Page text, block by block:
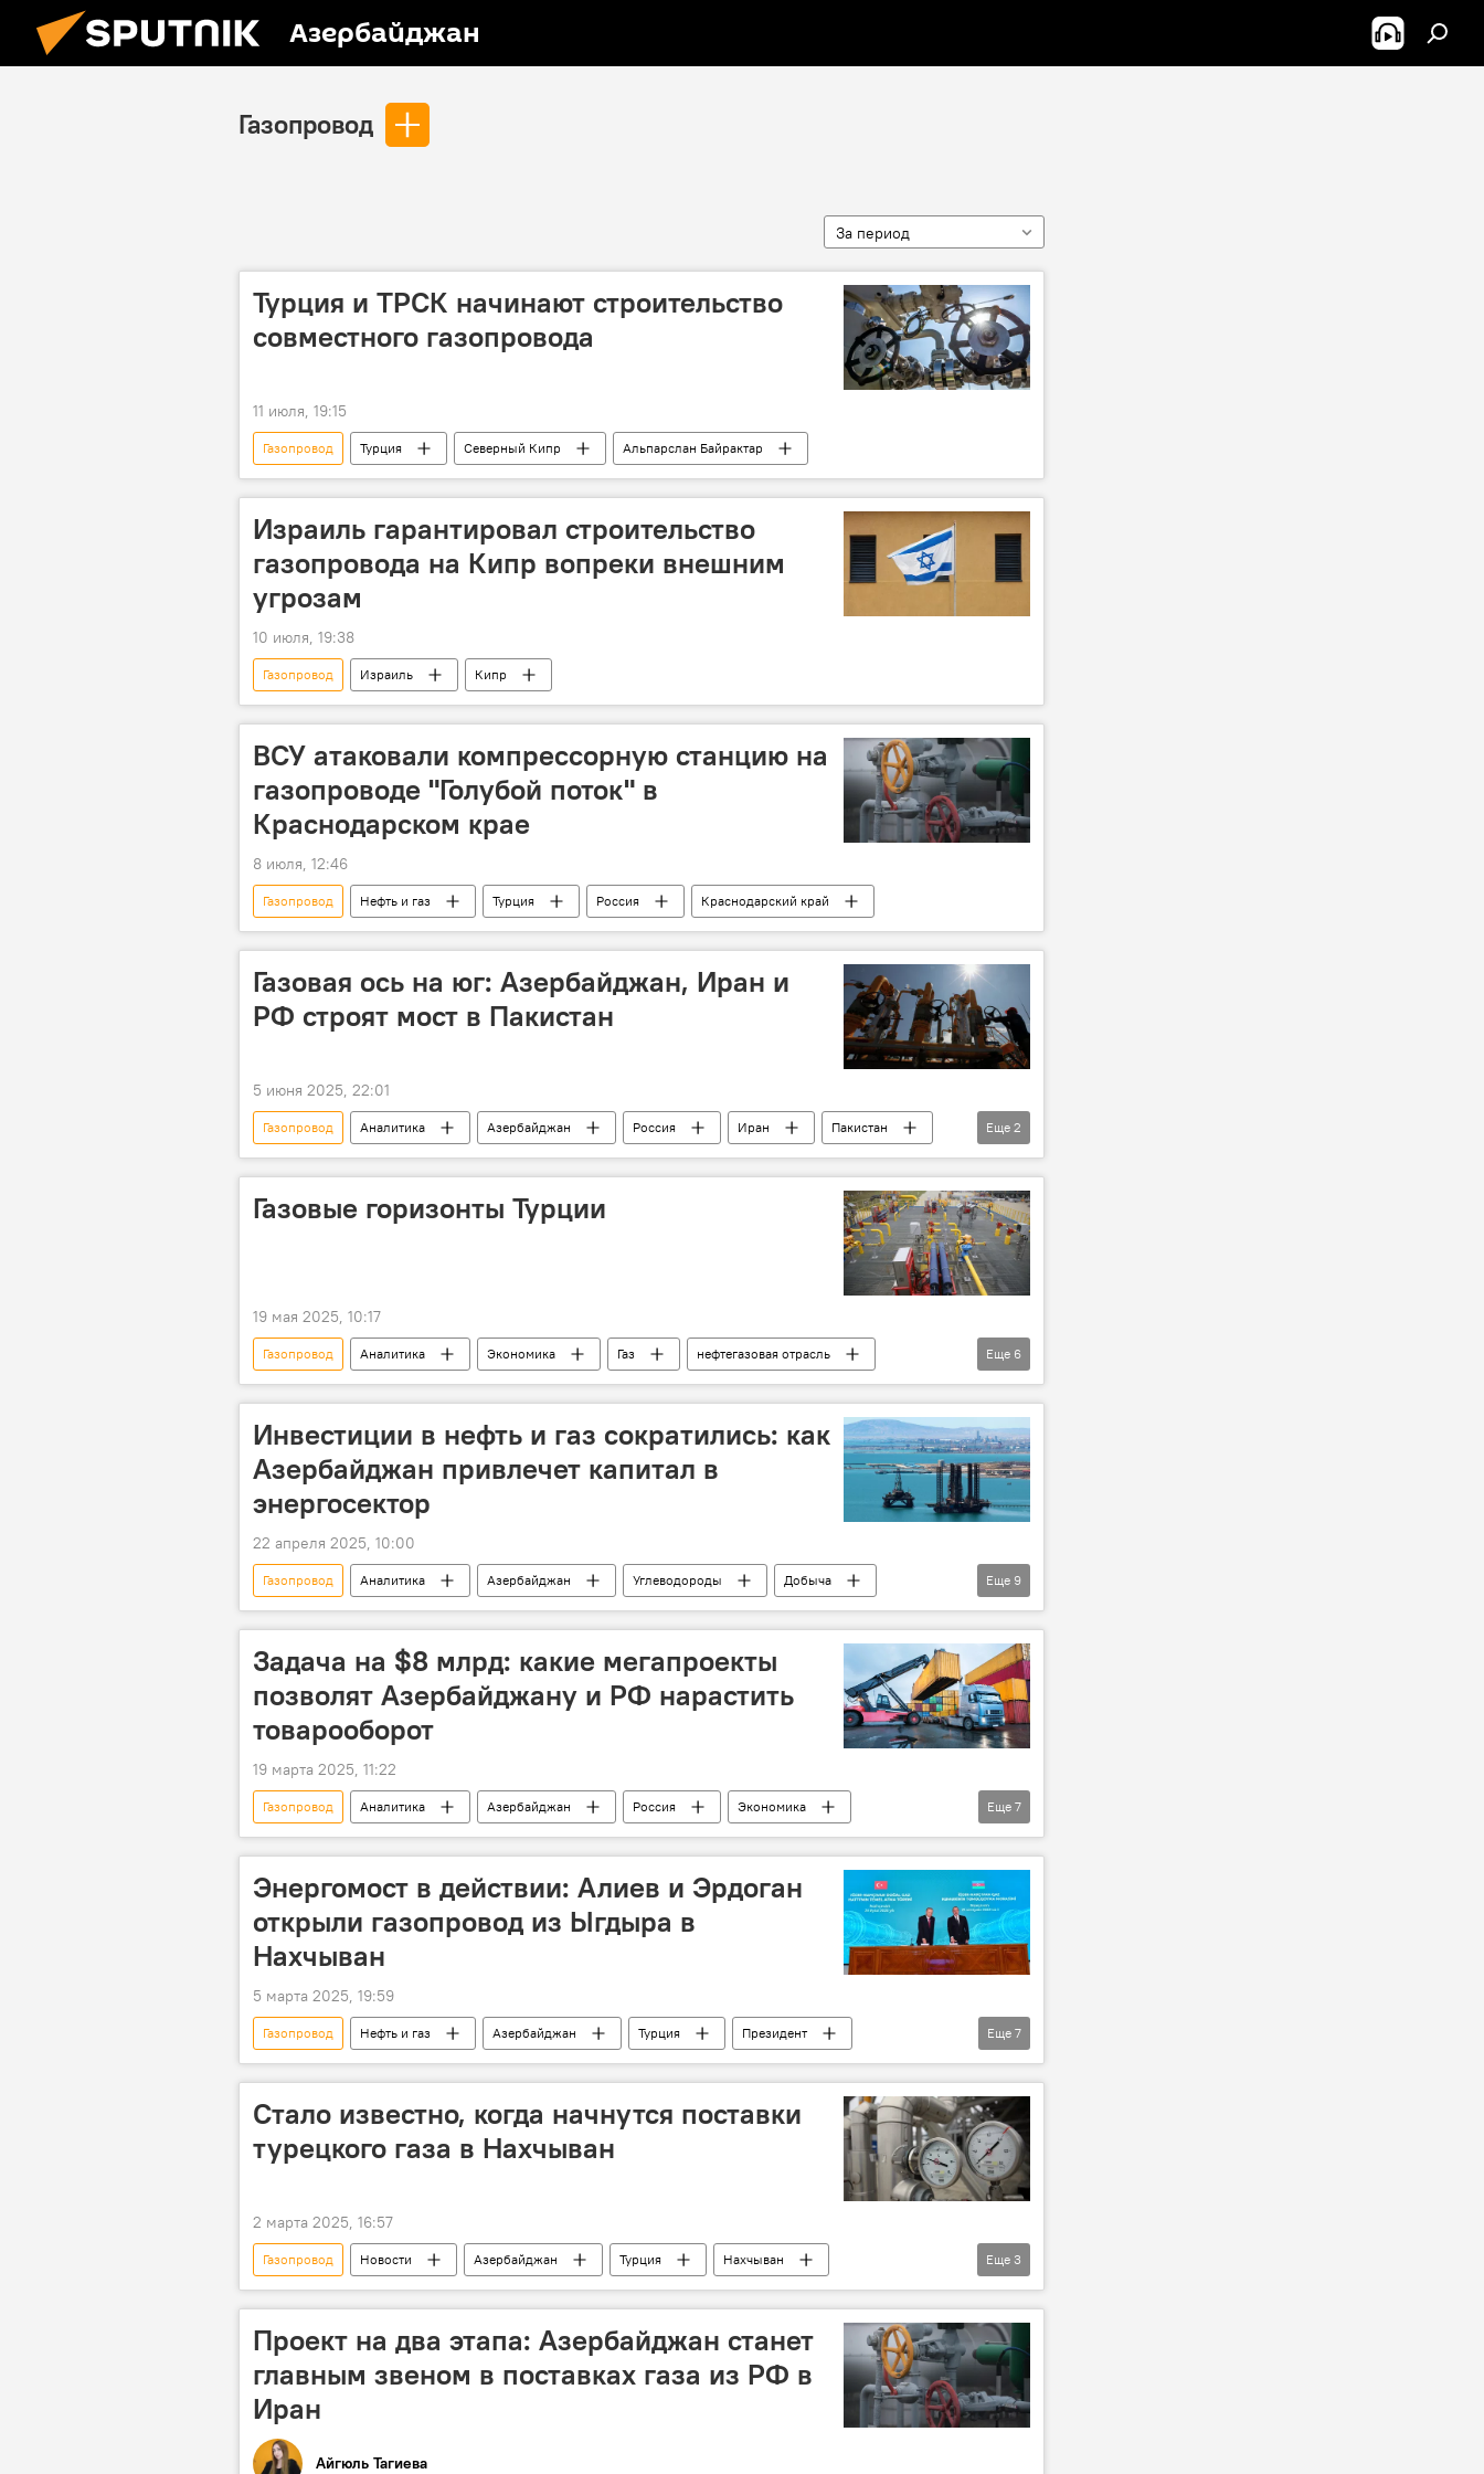
Азербайджан
Газопровод
За период
Турция и ТРСК начинают строительство
совместного газопровода
11 июля, 19:15
Газопровод Турция Северный Кипр Альпарслан Байрактар
Израиль гарантировал строительство
газопровода на Кипр вопреки внешним
угрозам
10 июля, 19:38
Газопровод Израиль Кипр
ВСУ атаковали компрессорную станцию на
газопроводе "Голубой поток" в
Краснодарском крае
8 июля, 12:46
Газопровод Нефть и газ Турция Россия Краснодарский край
Газовая ось на юг: Азербайджан, Иран и
РФ строят мост в Пакистан
5 июня 2025, 22:01
Газопровод Аналитика Азербайджан Россия Иран
Пакистан
Газ
Энергетика
Еще 2
Газовые горизонты Турции
19 мая 2025, 10:17
Газопровод Аналитика Экономика Газ
нефтегазовая отрасль
Азербайджан
Турция Сотрудничество
Реджеп Тайип Эрдоган
Еще 6
Инвестиции в нефть и газ сократились: как
Азербайджан привлечет капитал в
энергосектор
22 апреля 2025, 10:00
Газопровод Аналитика Азербайджан Углеводороды
Добыча
Инвестиции
Сокращение SOCAR
Ильхам Шабан
Депутат Милли Меджлиса Руфат Гулиев
Экономика
Еще 9
Задача на $8 млрд: какие мегапроекты
позволят Азербайджану и РФ нарастить
товарооборот
19 марта 2025, 11:22
Газопровод Аналитика Азербайджан Россия
Экономика
Сотрудничество
мегапроекты Товарооборот
Железная дорога
Еще 7
Энергомост в действии: Алиев и Эрдоган
открыли газопровод из Ыгдыра в
Нахчыван
5 марта 2025, 19:59
Газопровод Нефть и газ Азербайджан Турция
Президент
Нахчыван
Ильхам Алиев Реджеп Тайип Эрдоган
Экономика
Еще 7
Стало известно, когда начнутся поставки
турецкого газа в Нахчыван
2 марта 2025, 16:57
Газопровод Новости Азербайджан Турция
Нахчыван
Альпарслан Байрактар
министр Поставки газа
Еще 3
Проект на два этапа: Азербайджан станет
главным звеном в поставках газа из РФ в
Иран
Айгюль Тагиева